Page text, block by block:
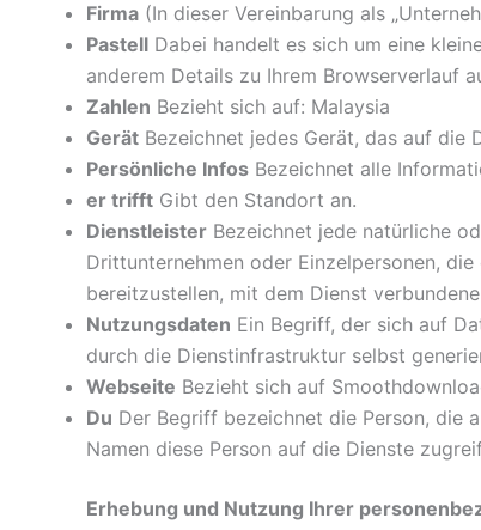
Firma (In dieser Vereinbarung als
Pastell Dabei handelt es sich um eine
anderem Details zu Ihrem Browserverlauf
Zahlen Bezieht sich auf: Malaysia
Gerät Bezeichnet jedes Gerät, das auf die
Persönliche Infos Bezeichnet alle
er trifft Gibt den Standort an.
Dienstleister Bezeichnet jede natürliche
Drittunternehmen oder Einzelpersonen,
bereitzustellen, mit dem Dienst
Nutzungsdaten Ein Begriff, der sich auf
durch die Dienstinfrastruktur selbst
Webseite Bezieht sich auf
Du Der Begriff bezeichnet die Person, die
Namen diese Person auf die Dienste
Erhebung und Nutzung Ihrer